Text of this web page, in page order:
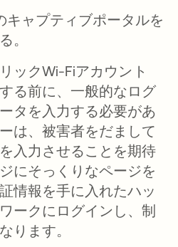
キャプティブポータルを
。
ックWi-Fiアカウント
る前に、一般的なログ
タを入力する必要があ
は、被害者をだまして
を入力させることを期待
にそっくりなページを
情報を手に入れたハッ
ークにログインし、制
ります。